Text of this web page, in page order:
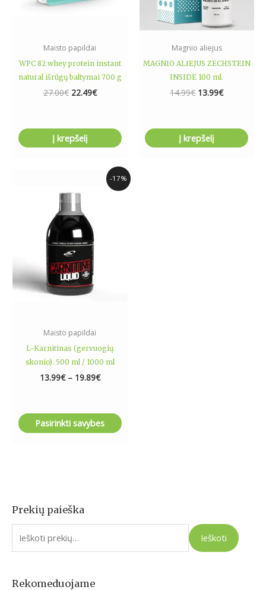
Prekių paieška
I
e
o
Ieškoti
Rekomeduojame
Maisto papildai
WPC 82 whey protein instant
natural išrūgų baltymai 700 g
27.00€ 22.49€
Į krepšelį
Magnio aliejus
MAGNIO ALIEJUS ZECHSTEIN
INSIDE 100 ml.
14.99€ 13.99€
Į krepšelį
-17%
Maisto papildai
L-Karnitinas (gervuogių
skonio). 500 ml / 1000 ml
13.99€ – 19.89€
Price
range:
13.99€
Pasirinkti savybes
product
has
multiple
variants.
The
options
may
be
chosen
product
page